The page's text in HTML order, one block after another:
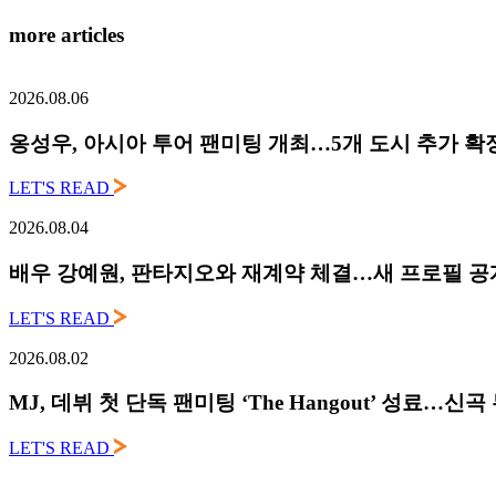
more articles
2026.08.06
옹성우, 아시아 투어 팬미팅 개최…5개 도시 추가 확
LET'S READ
2026.08.04
배우 강예원, 판타지오와 재계약 체결…새 프로필 공
LET'S READ
2026.08.02
MJ, 데뷔 첫 단독 팬미팅 ‘The Hangout’ 성료…신곡
LET'S READ